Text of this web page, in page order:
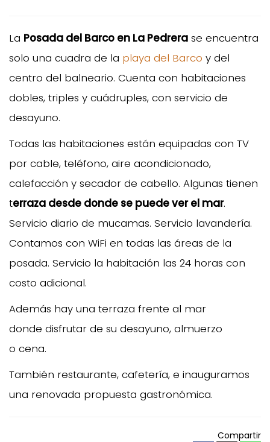
La Posada del Barco en La Pedrera se encuentra
solo una cuadra de la playa del Barco y del
centro del balneario. Cuenta con habitaciones
dobles, triples y cuádruples, con servicio de
desayuno.
Todas las habitaciones están equipadas con TV
por cable, teléfono, aire acondicionado,
calefacción y secador de cabello. Algunas tienen
terraza desde donde se puede ver el mar.
Servicio diario de mucamas. Servicio lavandería.
Contamos con WiFi en todas las áreas de la
posada. Servicio la habitación las 24 horas con
costo adicional.
Además hay una terraza frente al mar
donde disfrutar de su desayuno, almuerzo
o cena.
También restaurante, cafetería, e inauguramos
una renovada propuesta gastronómica.
Compartir